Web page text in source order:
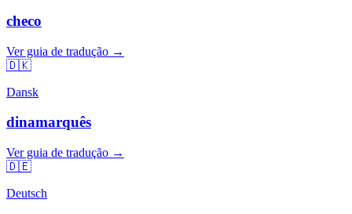
checo
Ver guia de tradução →
🇩🇰
Dansk
dinamarquês
Ver guia de tradução →
🇩🇪
Deutsch